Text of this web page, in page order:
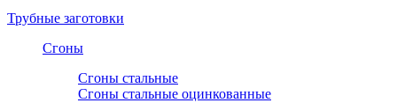
Трубные заготовки
Сгоны
Сгоны стальные
Сгоны стальные оцинкованные